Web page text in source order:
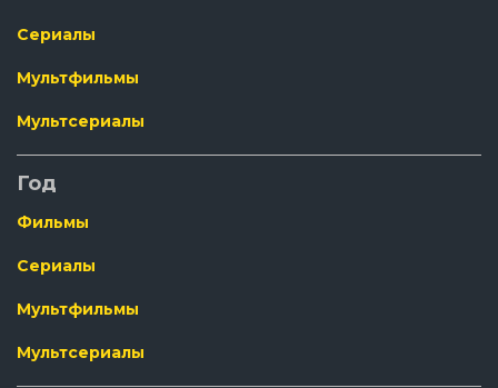
Сериалы
Мультфильмы
Мультсериалы
Год
Фильмы
Сериалы
Мультфильмы
Мультсериалы